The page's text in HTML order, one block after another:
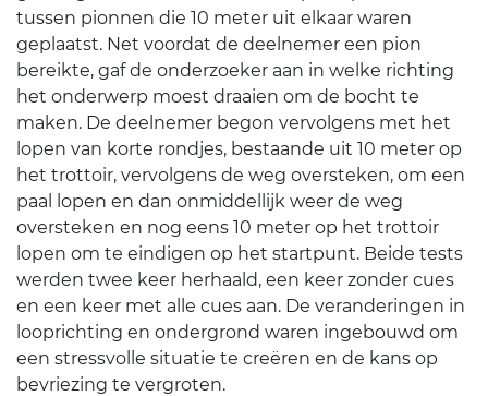
tussen pionnen die 10 meter uit elkaar waren
geplaatst. Net voordat de deelnemer een pion
bereikte, gaf de onderzoeker aan in welke richting
het onderwerp moest draaien om de bocht te
maken. De deelnemer begon vervolgens met het
lopen van korte rondjes, bestaande uit 10 meter op
het trottoir, vervolgens de weg oversteken, om een
paal lopen en dan onmiddellijk weer de weg
oversteken en nog eens 10 meter op het trottoir
lopen om te eindigen op het startpunt. Beide tests
werden twee keer herhaald, een keer zonder cues
en een keer met alle cues aan. De veranderingen in
looprichting en ondergrond waren ingebouwd om
een stressvolle situatie te creëren en de kans op
bevriezing te vergroten.